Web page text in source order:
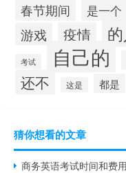
春节期间 是一个
游戏 疫情
考试 自己的
还不 这是 都是
猜你想看的文章
商务英语考试时间和费